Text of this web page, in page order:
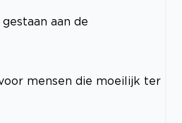
aan de
mensen die moeilijk ter